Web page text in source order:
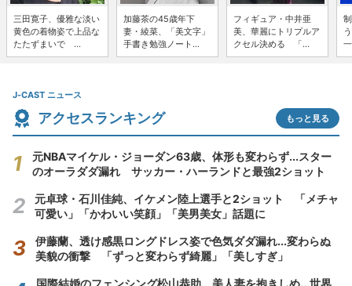
三田寛子、優雅な淡い
黄色の着物姿で上品な
たたずまいで ...
加藤茶の45歳年下
妻・綾菜、「美文字」
手書き勉強ノート...
フィギュア・中井亜
美、華麗にトリプルア
クセル決める 「...
J-CAST ニュース
アクセスランキング もっと見る
元NBAマイケル・ジョーダン63歳、体形も変わらず...スター
のオーラダダ漏れ サッカー・ハーランドと最強2ショット
元卓球・石川佳純、イケメン陸上選手と2ショット 「メチャ
可愛い」「かわいい笑顔」「美男美女」話題に
伊藤蘭、透け感黒ロングドレス姿で色気ダダ漏れ...変わらぬ
美貌の衝撃 「ずっと変わらず綺麗」「美しすぎ」
国際結婚のフェンシング松山恭助、美人妻を抱きしめ...世界